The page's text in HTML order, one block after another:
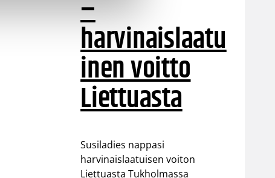
–
harvinaislaatu
inen voitto
Liettuasta
Susiladies nappasi
harvinaislaatuisen voiton
Liettuasta Tukholmassa